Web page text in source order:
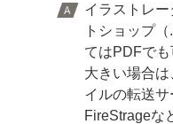
イラストレ
トショップ
てはPDFで
大きい場合
イルの転送
FireStrageな